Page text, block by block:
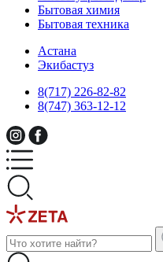
Бытовая химия
Бытовая техника
Астана
Экибастуз
8(717) 226-82-82
8(747) 363-12-12